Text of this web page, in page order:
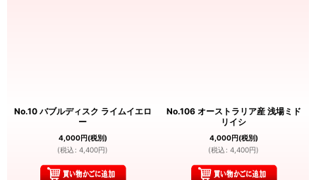
No.10 バブルディスク ライムイエロ
ー
4,000円(税別)
(税込 : 4,400円)
No.106 オーストラリア産 浅場ミド
リイシ
4,000円(税別)
(税込 : 4,400円)